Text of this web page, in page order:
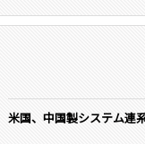
米国、中国製システム連